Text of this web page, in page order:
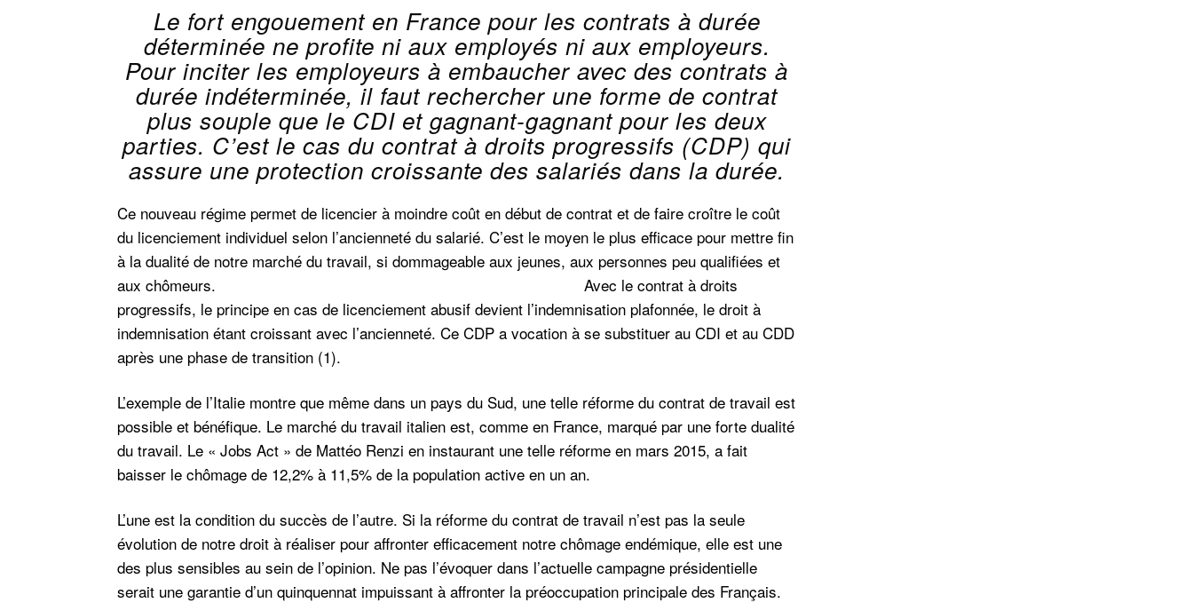
Le fort engouement en France pour les contrats à durée
déterminée ne profite ni aux employés ni aux employeurs.
Pour inciter les employeurs à embaucher avec des contrats à
durée indéterminée, il faut rechercher une forme de contrat
plus souple que le CDI et gagnant-gagnant pour les deux
parties. C’est le cas du contrat à droits progressifs (CDP) qui
assure une protection croissante des salariés dans la durée.
Ce nouveau régime permet de licencier à moindre coût en début de contrat et de faire croître le coût
du licenciement individuel selon l’ancienneté du salarié. C’est le moyen le plus efficace pour mettre fin
à la dualité de notre marché du travail, si dommageable aux jeunes, aux personnes peu qualifiées et
aux chômeurs. Avec le contrat à droits
progressifs, le principe en cas de licenciement abusif devient l’indemnisation plafonnée, le droit à
indemnisation étant croissant avec l’ancienneté. Ce CDP a vocation à se substituer au CDI et au CDD
après une phase de transition (1).
L’exemple de l’Italie montre que même dans un pays du Sud, une telle réforme du contrat de travail est
possible et bénéfique. Le marché du travail italien est, comme en France, marqué par une forte dualité
du travail. Le « Jobs Act » de Mattéo Renzi en instaurant une telle réforme en mars 2015, a fait
baisser le chômage de 12,2% à 11,5% de la population active en un an.
L’une est la condition du succès de l’autre. Si la réforme du contrat de travail n’est pas la seule
évolution de notre droit à réaliser pour affronter efficacement notre chômage endémique, elle est une
des plus sensibles au sein de l’opinion. Ne pas l’évoquer dans l’actuelle campagne présidentielle
serait une garantie d’un quinquennat impuissant à affronter la préoccupation principale des Français.